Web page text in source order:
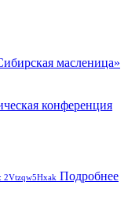
масленица»
конференция
2Vtzqw5Hxak Подробнее